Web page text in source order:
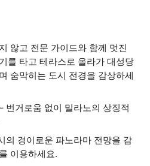
않고 전문 가이드와 함께 멋진
를 타고 테라스로 올라가 대성당
숨막히는 도시 전경을 감상하세
번거로움 없이 밀라노의 상징적
의 경이로운 파노라마 전망을 감
이용하세요.